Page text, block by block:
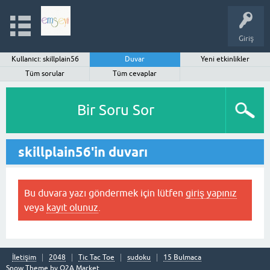
Giriş
Kullanıcı: skillplain56 Duvar
Yeni etkinlikler
Tüm sorular
Tüm cevaplar
Bir Soru Sor
skillplain56'in duvarı
Bu duvara yazı göndermek için lütfen giriş yapınız
veya kayıt olunuz
İletişim 2048 Tic Tac Toe sudoku
15 Bulmaca
Snow Theme by Q2A Market